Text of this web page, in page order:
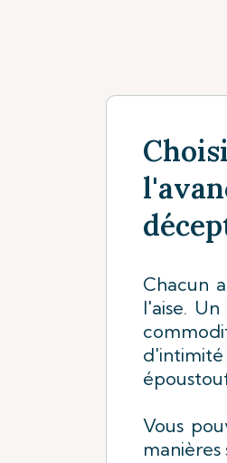
Chacun
l'aise.
Vous
manières